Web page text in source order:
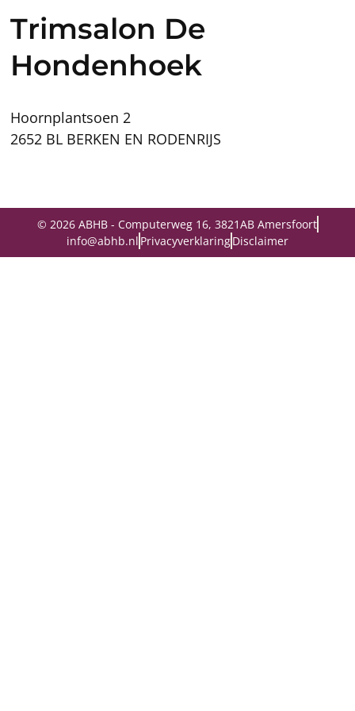
Trimsalon De
Hondenhoek
Hoornplantsoen 2
2652 BL BERKEN EN RODENRIJS
© 2026 ABHB - Computerweg 16, 3821AB Amersfoort
info@abhb.nl PrivacyverklaringDisclaimer